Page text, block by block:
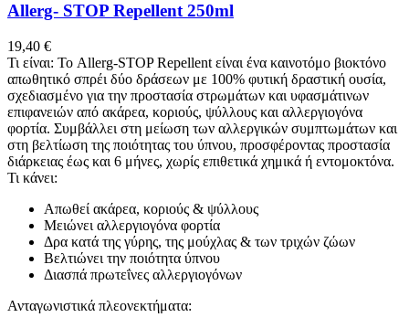
Allerg- STOP Repellent 250ml
19,40 €
Τι είναι: Το Allerg-STOP Repellent είναι ένα καινοτόμο βιοκτόνο
απωθητικό σπρέι δύο δράσεων με 100% φυτική δραστική ουσία,
σχεδιασμένο για την προστασία στρωμάτων και υφασμάτινων
επιφανειών από ακάρεα, κοριούς, ψύλλους και αλλεργιογόνα
φορτία. Συμβάλλει στη μείωση των αλλεργικών συμπτωμάτων και
στη βελτίωση της ποιότητας του ύπνου, προσφέροντας προστασία
διάρκειας έως και 6 μήνες, χωρίς επιθετικά χημικά ή εντομοκτόνα.
Τι κάνει:
Απωθεί ακάρεα, κοριούς & ψύλλους
Μειώνει αλλεργιογόνα φορτία
Δρα κατά της γύρης, της μούχλας & των τριχών ζώων
Βελτιώνει την ποιότητα ύπνου
Διασπά πρωτεΐνες αλλεργιογόνων
Ανταγωνιστικά πλεονεκτήματα: